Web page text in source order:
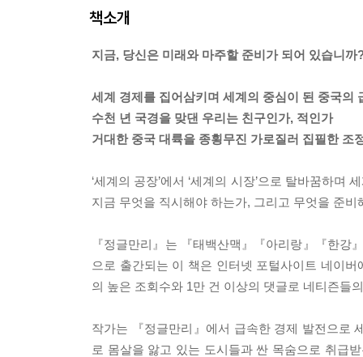
책소개
지금, 당신은 미래와 마주할 준비가 되어 있습니까
세계 경제를 집어삼키며 세계의 중심이 된 중국의
수천 년 국경을 맞댄 우리는 친구인가, 적인가
거대한 중국 대륙을 종횡무진 가로질러 집필한 조
‘세계의 공장’에서 ‘세계의 시장’으로 탈바꿈하
지금 무엇을 직시해야 하는가, 그리고 무엇을 준비
『정글만리』는 『태백산맥』『아리랑』『한
으로 출간되는 이 책은 인터넷 포털사이트 네이
의 높은 조회수와 1만 건 이상의 댓글로 네티즌들
작가는 『정글만리』에서 급속한 경제 발전으로
로 몸살을 앓고 있는 도시들과 싼 목숨으로 취급